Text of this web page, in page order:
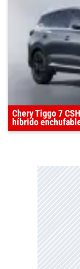
Chery Tiggo 7
híbrido